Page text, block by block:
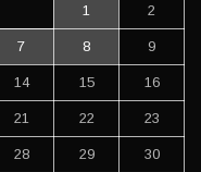
1 2
7 8 9
14 15 16
21 22 23
28 29 30